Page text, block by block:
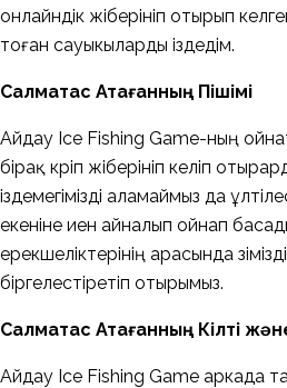
онлайндік жіберініп отырып
тоған сауыкыларды іздедім.
Салмақтас Атағанның Пішімі
Айдау Ice Fishing Game-ның
бірақ көріп жіберініп келіп
іздемегімізді аламаймыз да
екеніне иен айналып ойнап
ерекшеліктерінің арасында
біргелестіретіп отырымыз.
Салмақтас Атағанның Кілті
Айдау Ice Fishing Game аркада